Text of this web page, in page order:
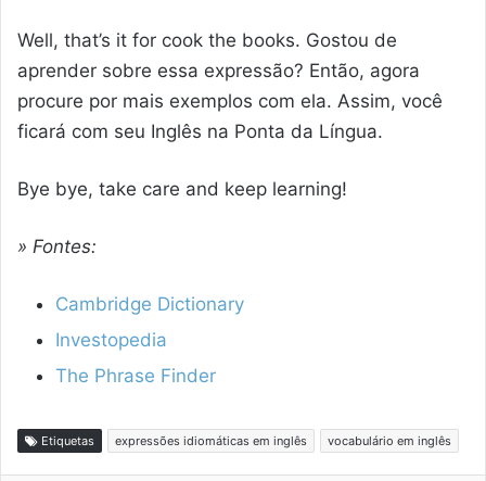
Well, that’s it for cook the books. Gostou de
aprender sobre essa expressão? Então, agora
procure por mais exemplos com ela. Assim, você
ficará com seu Inglês na Ponta da Língua.
Bye bye, take care and keep learning!
» Fontes:
Cambridge Dictionary
Investopedia
The Phrase Finder
Etiquetas expressões idiomáticas em inglês vocabulário em inglês